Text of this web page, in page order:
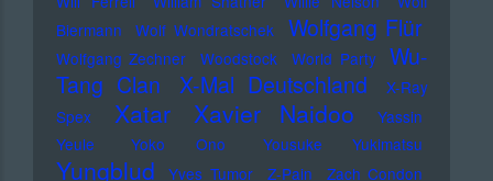
Biermann
Wolf Wondratschek Wolfgang Flür
Wolfgang Zechner Woodstock World Party
Wu-
Tang Clan
X-Mal Deutschland
X-Ray
Spex
Xatar Xavier Naidoo
Yassin
Yeule
Yoko Ono Yousuke Yukimatsu
Yungblud Yves Tumor Z-Pain Zach Condon